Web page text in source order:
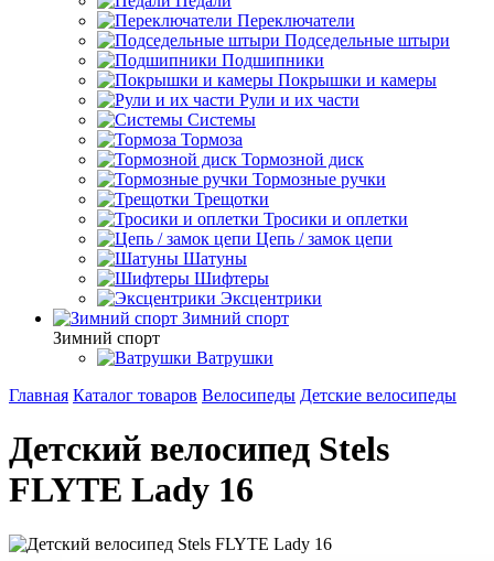
Переключатели
Подседельные штыри
Подшипники
Покрышки и камеры
Рули и их части
Системы
Тормоза
Тормозной диск
Тормозные ручки
Трещотки
Тросики и оплетки
Цепь / замок цепи
Шатуны
Шифтеры
Эксцентрики
Зимний спорт
Зимний спорт
Ватрушки
Главная Каталог товаров Велосипеды Детские велосипеды
Детский велосипед Stels
FLYTE Lady 16